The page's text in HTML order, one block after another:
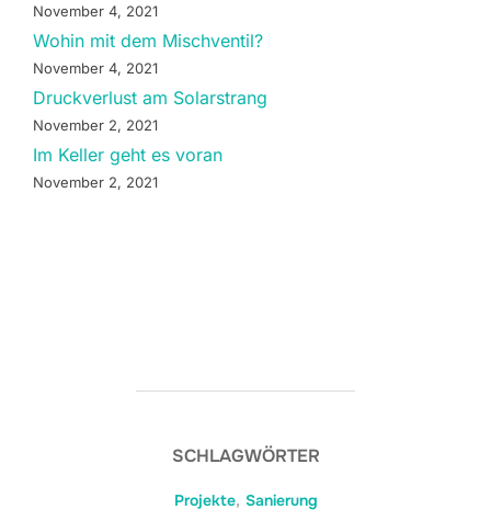
November 4, 2021
Wohin mit dem Mischventil?
November 4, 2021
Druckverlust am Solarstrang
November 2, 2021
Im Keller geht es voran
November 2, 2021
SCHLAGWÖRTER
Projekte, Sanierung